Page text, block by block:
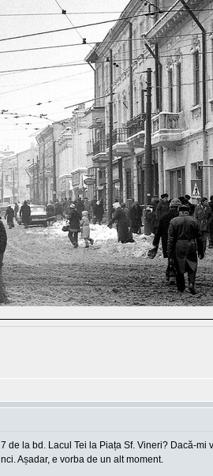
la bd. Lacul Tei la Piața Sf. Vineri? Dacă-
Așadar, e vorba de un alt moment.